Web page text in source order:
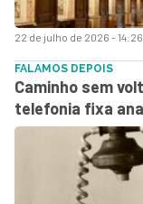
22 de julho de 2026 - 14:26
FALAMOS DEPOIS
Caminho sem
telefonia fixa